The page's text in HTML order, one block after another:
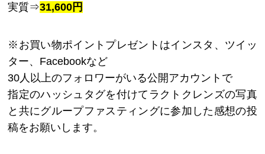
実質⇒31,600円
※お買い物ポイントプレゼントはインスタ、ツイッ
ター、Facebookなど
30人以上のフォロワーがいる公開アカウントで
指定のハッシュタグを付けてラクトクレンズの写真
と共にグループファスティングに参加した感想の投
稿をお願いします。